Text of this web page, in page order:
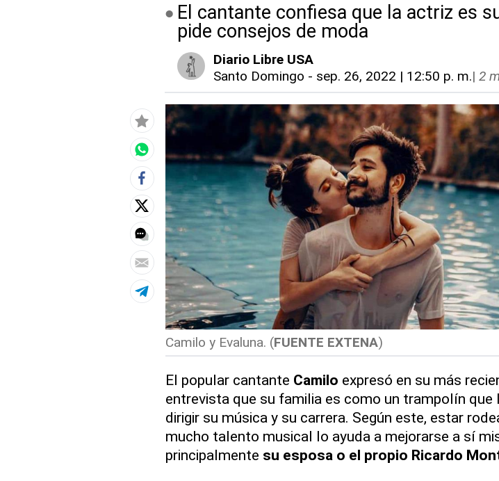
El cantante confiesa que la actriz es
pide consejos de moda
Diario Libre USA
Santo Domingo - sep. 26, 2022 | 12:50 p. m.| 2
Camilo y Evaluna. (FUENTE EXTENA)
El popular cantante Camilo expresó en su más
entrevista que su familia es como un trampolín que
dirigir su música y su carrera. Según este, estar
mucho talento musical lo ayuda a mejorarse a sí
principalmente su esposa o el propio Ricardo